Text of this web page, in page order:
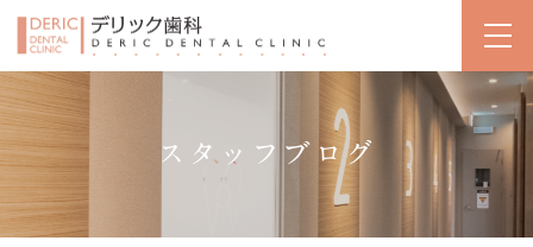
スタッフブログ